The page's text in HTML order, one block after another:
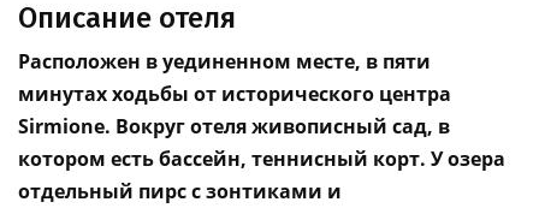
Описание отеля
Расположен в уединенном месте, в пяти
минутах ходьбы от исторического центра
Sirmione. Вокруг отеля живописный сад, в
котором есть бассейн, теннисный корт. У озера
отдельный пирс c зонтиками и